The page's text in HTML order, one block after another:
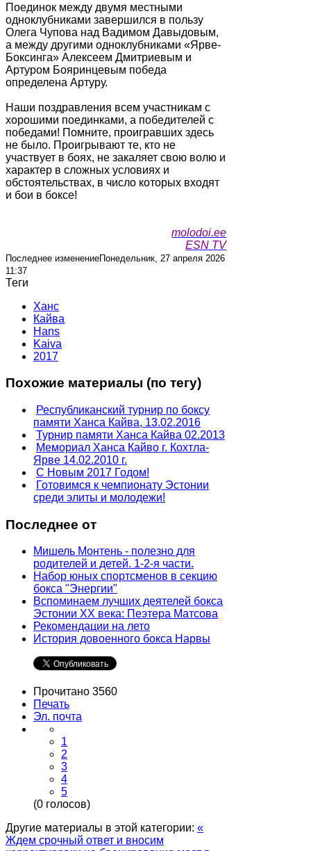
Поединок между двумя местными
одноклубниками завершился в пользу
Олега Чупова над Вадимом Давыдовым,
а между другими одноклубниками «Ярве-
Боксинга» Алексеем Дмитриевым и
Артуром Бояринцевым победа
определена Артуру.
Наши поздравления всем участникам с
хорошими поединками, а победителей с
победами! Помните, проигравших здесь
не было. Проигрывают те, кто не
участвует в боях, не закаляет свою волю и
характер в сложных условиях и
обстоятельствах, в число которых входят
и бои в боксе!
molodoi.ee
ESN TV
Последнее изменениеПонедельник, 27 апреля 2026
11:37
Теги
Ханс
Кайва
Hans
Kaiva
2017
Похожие материалы (по тегу)
Республиканский турнир по боксу
памяти Ханса Кайва, 13.02.2016
Турнир памяти Ханса Кайва 02.2013
Мемориал Ханса Кайво г. Кохтла-
Ярве 14.02.2010 г.
C Новым 2017 Годом!
Готовимся к чемпионату Эстонии
среди элиты и молодежи!
Последнее от
Мишель Монтень - полезно для
родителей и детей. 1-2-я части.
Набор юных спортсменов в секцию
бокса "Энергии"
Вспоминаем лучших деятелей бокса
Эстонии ХХ века: Пеэтера Матсова
Рекомендации на лето
История довоенного бокса Нарвы
Прочитано 3560
Печать
Эл. почта
1
2
3
4
5
(0 голосов)
Другие материалы в этой категории: «
Ждем срочный ответ и вносим